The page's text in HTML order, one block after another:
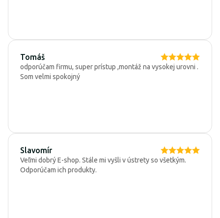
Tomáš
odporúčam firmu, super prístup ,montáž na vysokej urovni .
Som velmi spokojný
Slavomír
Veľmi dobrý E-shop. Stále mi vyšli v ústrety so všetkým.
Odporúčam ich produkty.